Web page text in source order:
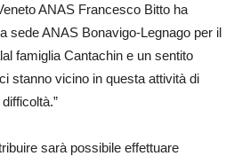
ANAS Francesco Bitto ha
sede ANAS Bonavigo-Legnago per il
famiglia Cantachin e un sentito
stanno vicino in questa attività di
sarà possibile effettuare